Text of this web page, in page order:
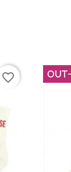
favorite_border